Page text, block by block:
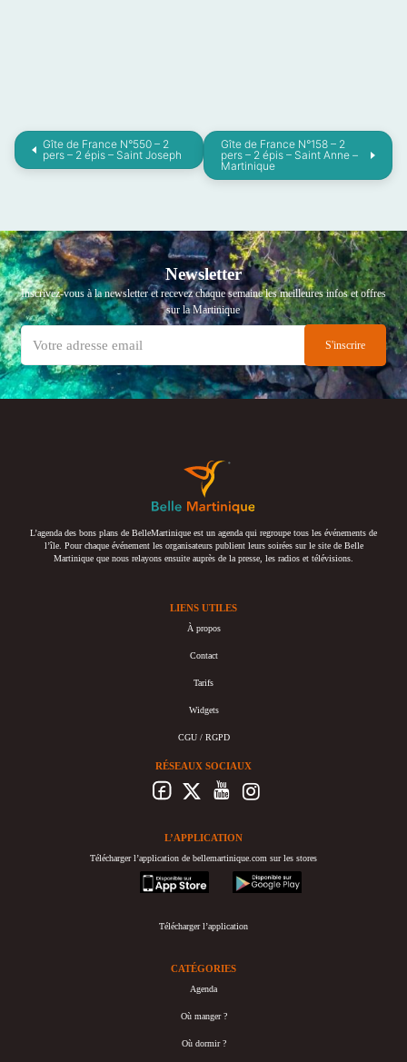
Gîte de France N°550 – 2
pers – 2 épis – Saint Joseph
Gîte de France N°158 – 2
pers – 2 épis – Saint Anne –
Martinique
Newsletter
Inscrivez-vous à la newsletter et recevez chaque semaine les meilleures infos et offres
sur la Martinique
L’agenda des bons plans de BelleMartinique est un agenda qui regroupe tous les événements de
l’île. Pour chaque événement les organisateurs publient leurs soirées sur le site de Belle
Martinique que nous relayons ensuite auprès de la presse, les radios et télévisions.
LIENS UTILES
À propos
Contact
Tarifs
Widgets
CGU / RGPD
RÉSEAUX SOCIAUX
L’APPLICATION
Télécharger l’application de bellemartinique.com sur les stores
appstore
googleplay
Télécharger l’application
CATÉGORIES
Agenda
Où manger ?
Où dormir ?